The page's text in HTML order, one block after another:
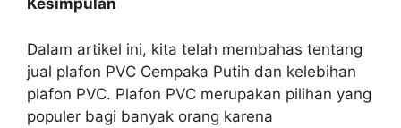
Kesimpulan
Dalam artikel ini, kita telah membahas tentang
jual plafon PVC Cempaka Putih dan kelebihan
plafon PVC. Plafon PVC merupakan pilihan yang
populer bagi banyak orang karena